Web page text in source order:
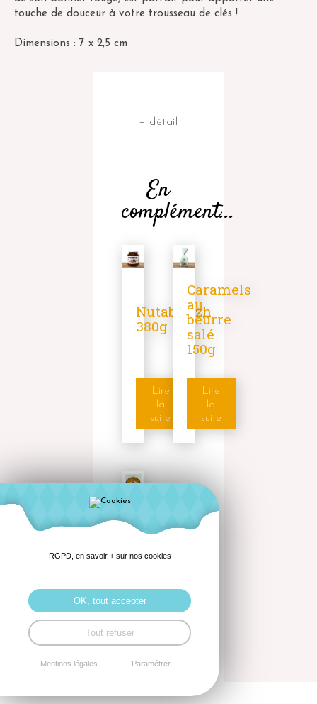
touche de douceur à votre trousseau de clés !
Dimensions : 7 x 2,5 cm
+ détail
En
complément...
Nutabreizh
380g
Lire
la
suite
Caramels
au
beurre
salé
150g
Lire
la
suite
Breton
Lire
suite
RGPD, en savoir + sur nos cookies
OK, tout accepter
Tout refuser
Mentions légales Paramétrer